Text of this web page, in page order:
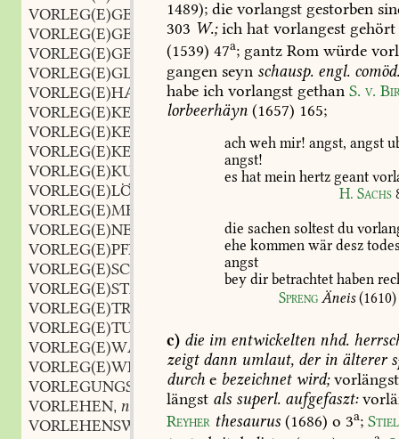
VORLEG(E)GEFÄSZ,n.
VORLEG(E)GESCHIRR, n.
VORLEG(E)GESPERRE,n.
VORLEG(E)GLAS
n.
VORLEG(E)HAMMER,m.
VORLEG(E)KEIL
m.
VORLEG(E)KELLE
VORLEG(E)KETTE
VORLEG(E)KUNST
VORLEG(E)LÖFFEL
VORLEG(E)MESSER
VORLEG(E)NETZ
VORLEG(E)PFERD
VORLEG(E)SCHLOSZ
VORLEG(E)STANGE
VORLEG(E)TREIBEN
VORLEG(E)TUCH
VORLEG(E)WAGE
,f.
VORLEG(E)WERK
n.
VORLEGUNGSTISCH,m.
VORLEHEN, n.
VORLEHENSWEISE,adv.
1489); die vorlangst gestorben
303 W.;ich hat vorlangest gehört
(1539) 47a; gantz Rom würde
gangen seyn schausp. engl.
habe ich vorlangst gethan S. v.
lorbeerhäyn (1657) 165;
ach weh mir! angst, angst
angst!
es hat mein hertz geant
H. Sachs
die sachen soltest du
ehe kommen wär desz
angst
bey dir betrachtet haben
Spreng Äneis (1610)
c) die im entwickelten nhd.
zeigtdann umlaut, derin älterer
durch e bezeichnetwird;vorlängst
längst als superl. aufgefaszt:
Reyher thesaurus (1686) o 3a;